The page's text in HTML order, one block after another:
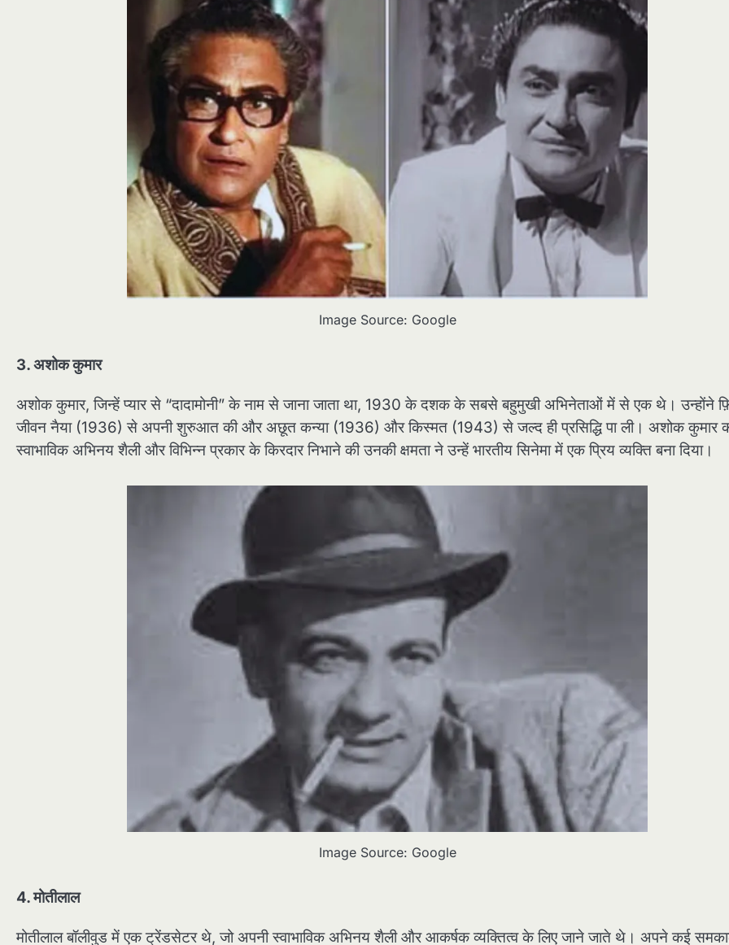
Image Source: Google
3. अशोक कुमार
अशोक कुमार, जिन्हें प्यार से “दादामोनी” के नाम से जाना जाता था, 1930 के दशक के सबसे बहुमुखी अभिनेताओं में से एक थे। उन्होंने
जीवन नैया (1936) से अपनी शुरुआत की और अछूत कन्या (1936) और किस्मत (1943) से जल्द ही प्रसिद्धि पा ली। अशोक कुमार
स्वाभाविक अभिनय शैली और विभिन्न प्रकार के किरदार निभाने की उनकी क्षमता ने उन्हें भारतीय सिनेमा में एक प्रिय व्यक्ति बना दिया।
Image Source: Google
4. मोतीलाल
मोतीलाल बॉलीवुड में एक ट्रेंडसेटर थे, जो अपनी स्वाभाविक अभिनय शैली और आकर्षक व्यक्तित्व के लिए जाने जाते थे। अपने कई